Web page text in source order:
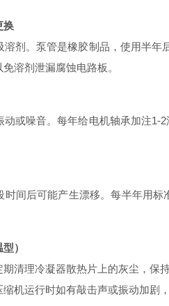
换
溶剂。泵管是橡胶制品，使用半
溶剂泄漏腐蚀电路板。
或噪音。每年给电机轴承加注
时间后可能产生漂移。每半年用
）
清理冷凝器散热片上的灰尘，
机运行时如有敲击声或振动加剧